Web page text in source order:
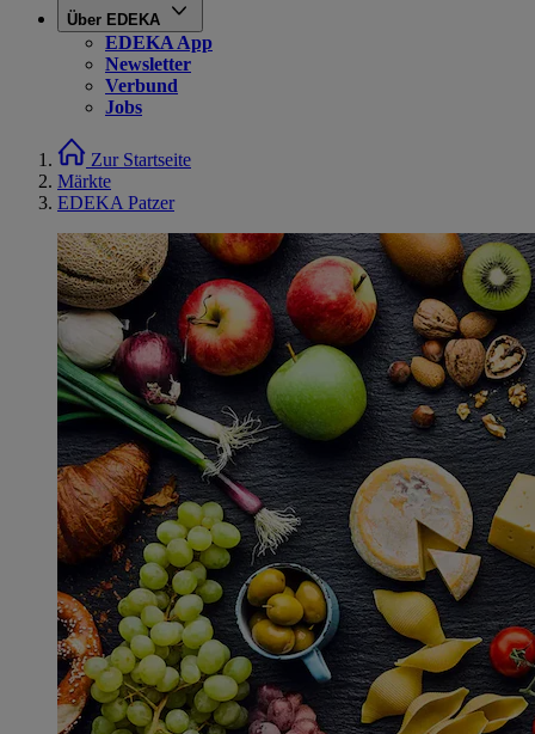
Über EDEKA
EDEKA App
Newsletter
Verbund
Jobs
Zur Startseite
Märkte
EDEKA Patzer